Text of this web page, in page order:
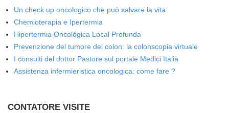
Un check up oncologico che può salvare la vita
Chemioterapia e Ipertermia
Hipertermia Oncológica Local Profunda
Prevenzione del tumore del colon: la colonscopia virtuale
I consulti del dottor Pastore sul portale Medici Italia
Assistenza infermieristica oncologica: come fare ?
CONTATORE VISITE